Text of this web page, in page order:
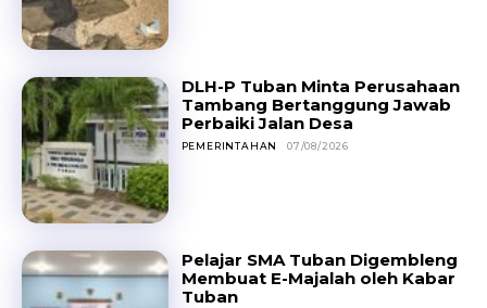
DLH-P Tuban Minta Perusahaan
Tambang Bertanggung Jawab
Perbaiki Jalan Desa
PEMERINTAHAN 07/08/2026
Pelajar SMA Tuban Digembleng
Membuat E-Majalah oleh Kabar
Tuban